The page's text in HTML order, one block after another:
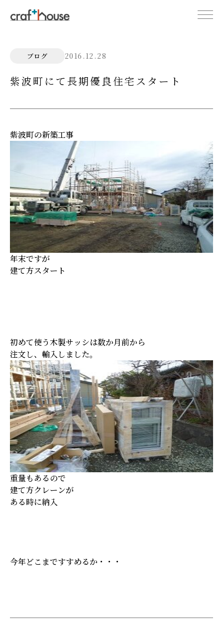
ブログ 2016.12.28
紫波町にて長期優良住宅スタート
紫波町の新築工事
年末ですが
建て方スタート
初めて使う木製サッシは数か月前から
注文し、輸入しました。
重量もあるので
建て方クレーンが
ある時に納入
今年どこまですすめるか・・・